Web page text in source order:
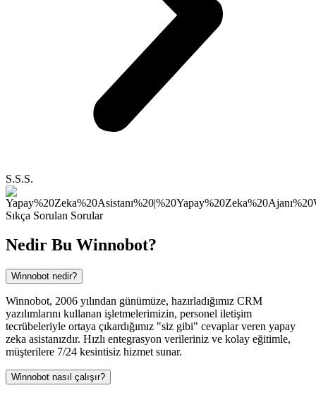
S.S.S.
Sıkça Sorulan Sorular
Nedir Bu Winnobot?
Winnobot nedir?
Winnobot, 2006 yılından günümüze, hazırladığımız CRM
yazılımlarını kullanan işletmelerimizin, personel iletişim
tecrübeleriyle ortaya çıkardığımız "siz gibi" cevaplar veren yapay
zeka asistanızdır. Hızlı entegrasyon verileriniz ve kolay eğitimle,
müşterilere 7/24 kesintisiz hizmet sunar.
Winnobot nasıl çalışır?